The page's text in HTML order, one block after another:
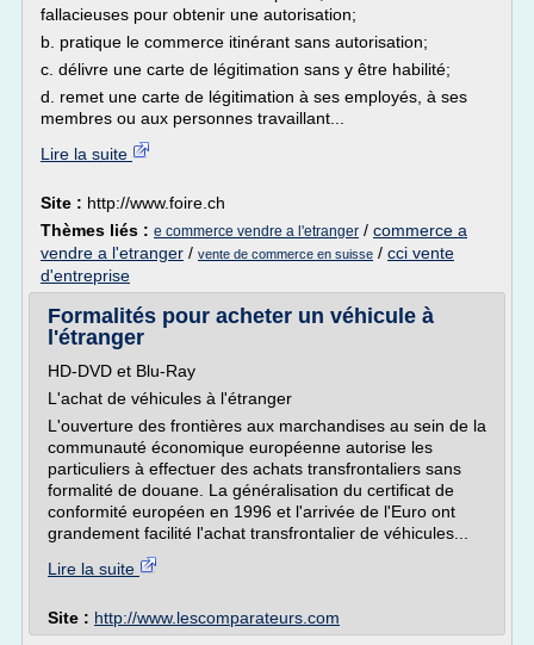
fallacieuses pour obtenir une autorisation;
b. pratique le commerce itinérant sans autorisation;
c. délivre une carte de légitimation sans y être habilité;
d. remet une carte de légitimation à ses employés, à ses
membres ou aux personnes travaillant...
Lire la suite
Site : http://www.foire.ch
Thèmes liés : e commerce vendre a l'etranger / commerce a
vendre a l'etranger / vente de commerce en suisse / cci vente
d'entreprise
Formalités pour acheter un véhicule à
l'étranger
HD-DVD et Blu-Ray
L'achat de véhicules à l'étranger
L'ouverture des frontières aux marchandises au sein de la
communauté économique européenne autorise les
particuliers à effectuer des achats transfrontaliers sans
formalité de douane. La généralisation du certificat de
conformité européen en 1996 et l'arrivée de l'Euro ont
grandement facilité l'achat transfrontalier de véhicules...
Lire la suite
Site : http://www.lescomparateurs.com